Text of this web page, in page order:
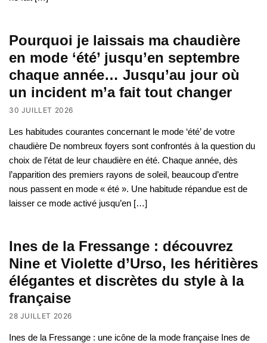
Pourquoi je laissais ma chaudière
en mode ‘été’ jusqu’en septembre
chaque année… Jusqu’au jour où
un incident m’a fait tout changer
30 JUILLET 2026
Les habitudes courantes concernant le mode ‘été’ de votre
chaudière De nombreux foyers sont confrontés à la question du
choix de l’état de leur chaudière en été. Chaque année, dès
l’apparition des premiers rayons de soleil, beaucoup d’entre
nous passent en mode « été ». Une habitude répandue est de
laisser ce mode activé jusqu’en […]
Ines de la Fressange : découvrez
Nine et Violette d’Urso, les héritières
élégantes et discrètes du style à la
française
28 JUILLET 2026
Ines de la Fressange : une icône de la mode française Ines de